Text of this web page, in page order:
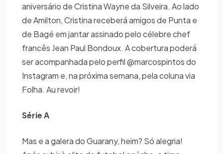
aniversário de Cristina Wayne da Silveira. Ao lado
de Amilton, Cristina receberá amigos de Punta e
de Bagé em jantar assinado pelo célebre chef
francês Jean Paul Bondoux. A cobertura poderá
ser acompanhada pelo perfil @marcospintos do
Instagram e, na próxima semana, pela coluna via
Folha. Au revoir!
Série A
Mas e a galera do Guarany, heim? Só alegria!